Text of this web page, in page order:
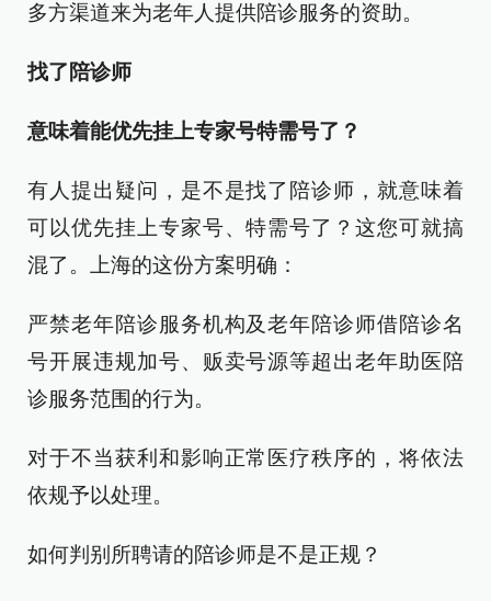
多方渠道来为老年人提供陪诊服务的资助。
找了陪诊师
意味着能优先挂上专家号特需号了？
有人提出疑问，是不是找了陪诊师，就意味着
可以优先挂上专家号、特需号了？这您可就搞
混了。上海的这份方案明确：
严禁老年陪诊服务机构及老年陪诊师借陪诊名
号开展违规加号、贩卖号源等超出老年助医陪
诊服务范围的行为。
对于不当获利和影响正常医疗秩序的，将依法
依规予以处理。
如何判别所聘请的陪诊师是不是正规？